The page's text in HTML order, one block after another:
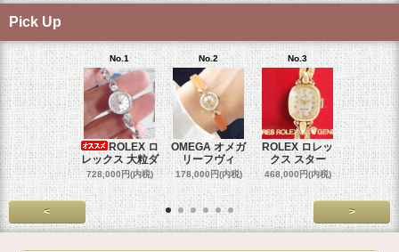
Pick Up
No.1
ROLEX ロ
レックス 大粒ダ
728,000円(内税)
No.2
OMEGA オメガ
リーフヴィ
178,000円(内税)
No.3
ROLEX ロレッ
クス スター
468,000円(内税)
No.4
ROLEX
クス
458,000円
< >